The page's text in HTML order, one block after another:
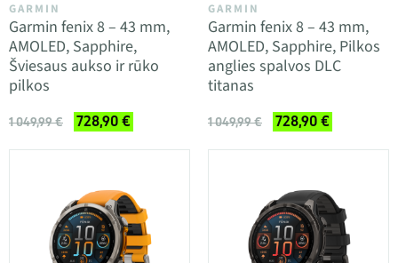
GARMIN
Garmin fenix 8 – 43 mm,
AMOLED, Sapphire,
Šviesaus aukso ir rūko
pilkos
1 049,99 € 728,90 €
GARMIN
Garmin fenix 8 – 43 mm,
AMOLED, Sapphire, Pilkos
anglies spalvos DLC
titanas
1 049,99 € 728,90 €